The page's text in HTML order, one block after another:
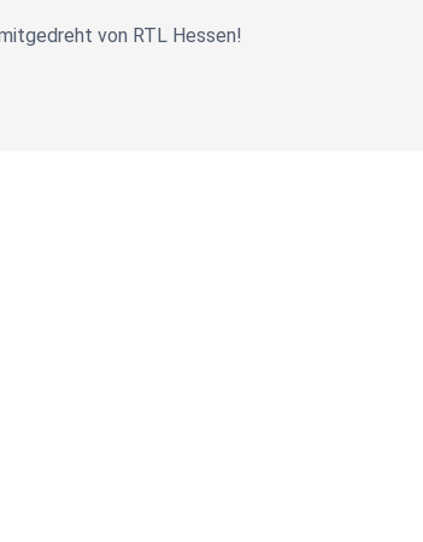
von RTL Hessen!